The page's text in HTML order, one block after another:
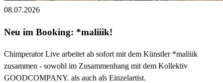
08.07.2026
Neu im Booking: *maliiik!
Chimperator Live arbeitet ab sofort mit dem Künstler *maliiik
zusammen - sowohl im Zusammenhang mit dem Kollektiv
GOODCOMPANY. als auch als Einzelartist.